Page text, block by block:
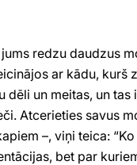
redzu daudzus
ar kādu, kurš
dēli un meitas, un tas
Atcerieties savus
–, viņi teica:
bet par